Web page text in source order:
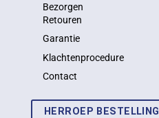
Bezorgen
Retouren
Garantie
Klachtenprocedure
Contact
HERROEP BESTELLING